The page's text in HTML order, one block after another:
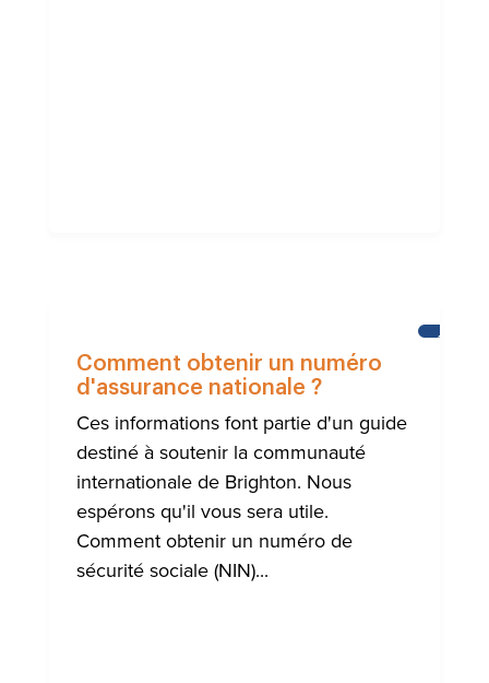
AIDE
Comment obtenir un numéro
d'assurance nationale ?
Ces informations font partie d'un guide
destiné à soutenir la communauté
internationale de Brighton. Nous
espérons qu'il vous sera utile.
Comment obtenir un numéro de
sécurité sociale (NIN)...